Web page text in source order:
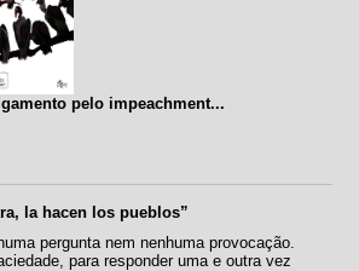
pelo impeachment...
la hacen los pueblos”
pergunta nem nenhuma provocação.
para responder uma e outra vez